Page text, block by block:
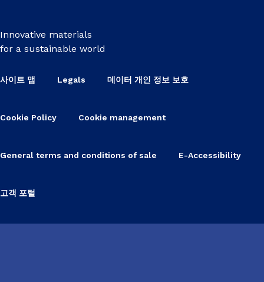
Innovative materials
for a sustainable world
사이트 맵 Legals 데이터 개인 정보 보호
Cookie Policy Cookie management
General terms and conditions of sale E-Accessibility
고객 포털